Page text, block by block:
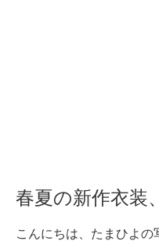
春夏の新作衣装
こんにちは、たまひよ